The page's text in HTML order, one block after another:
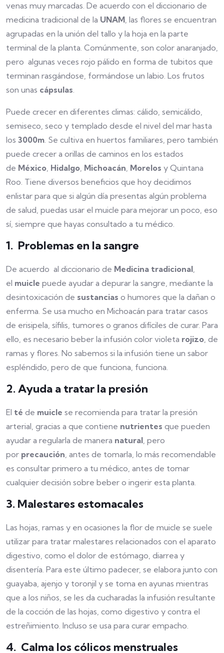
venas muy marcadas. De acuerdo con el diccionario de
medicina tradicional de la UNAM, las flores se encuentran
agrupadas en la unión del tallo y la hoja en la parte
terminal de la planta. Comúnmente, son color anaranjado,
pero algunas veces rojo pálido en forma de tubitos que
terminan rasgándose, formándose un labio. Los frutos
son unas cápsulas.
Puede crecer en diferentes climas: cálido, semicálido,
semiseco, seco y templado desde el nivel del mar hasta
los 3000m. Se cultiva en huertos familiares, pero también
puede crecer a orillas de caminos en los estados
de México, Hidalgo, Michoacán, Morelos y Quintana
Roo. Tiene diversos beneficios que hoy decidimos
enlistar para que si algún día presentas algún problema
de salud, puedas usar el muicle para mejorar un poco, eso
sí, siempre que hayas consultado a tu médico.
1. Problemas en la sangre
De acuerdo al diccionario de Medicina tradicional,
el muicle puede ayudar a depurar la sangre, mediante la
desintoxicación de sustancias o humores que la dañan o
enferma. Se usa mucho en Michoacán para tratar casos
de erisipela, sífilis, tumores o granos difíciles de curar. Para
ello, es necesario beber la infusión color violeta rojizo, de
ramas y flores. No sabemos si la infusión tiene un sabor
espléndido, pero de que funciona, funciona.
2. Ayuda a tratar la presión
El té de muicle se recomienda para tratar la presión
arterial, gracias a que contiene nutrientes que pueden
ayudar a regularla de manera natural, pero
por precaución, antes de tomarla, lo más recomendable
es consultar primero a tu médico, antes de tomar
cualquier decisión sobre beber o ingerir esta planta.
3. Malestares estomacales
Las hojas, ramas y en ocasiones la flor de muicle se suele
utilizar para tratar malestares relacionados con el aparato
digestivo, como el dolor de estómago, diarrea y
disentería. Para este último padecer, se elabora junto con
guayaba, ajenjo y toronjil y se toma en ayunas mientras
que a los niños, se les da cucharadas la infusión resultante
de la cocción de las hojas, como digestivo y contra el
estreñimiento. Incluso se usa para curar empacho.
4. Calma los cólicos menstruales